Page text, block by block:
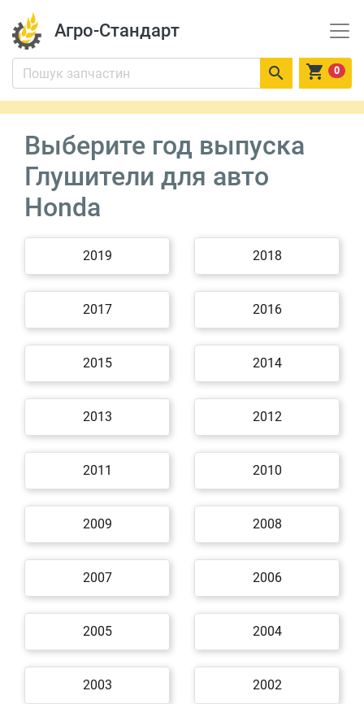
Агро-Стандарт
  0
Выберите год выпуска
Глушители для авто
Honda
2019 2018
2017 2016
2015 2014
2013 2012
2011 2010
2009 2008
2007 2006
2005 2004
2003 2002